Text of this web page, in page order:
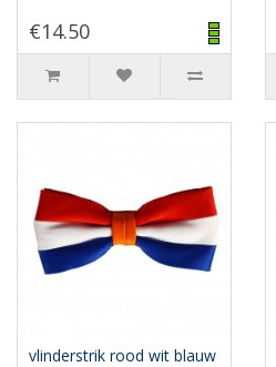
€14.50
vlinderstrik rood wit blauw